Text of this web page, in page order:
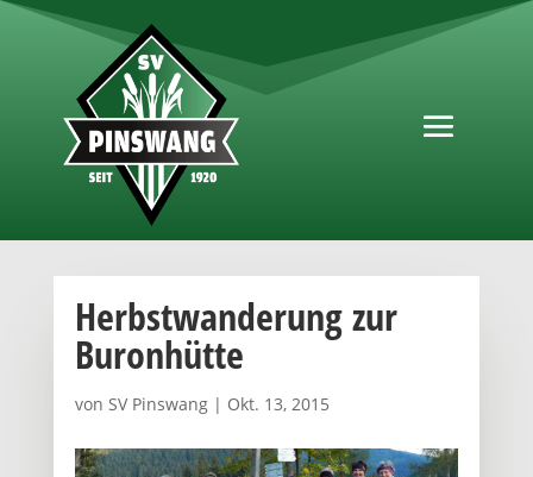
Herbstwanderung zur
Buronhütte
von SV Pinswang| Okt. 13, 2015